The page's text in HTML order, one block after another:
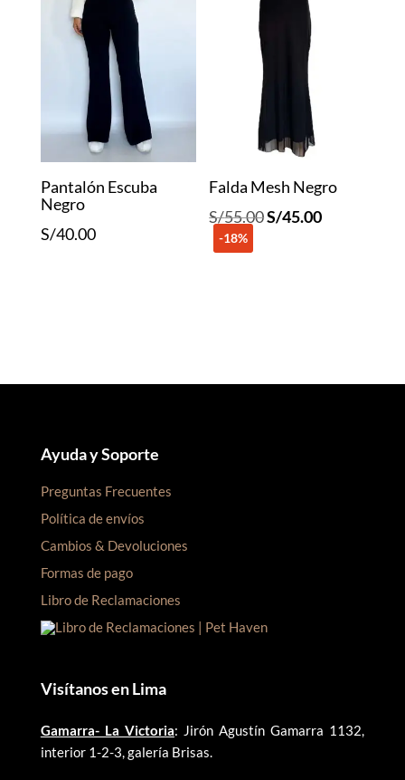
Pantalón Escuba
Negro
S/40.00
Falda Mesh Negro
S/55.00El
S/45.00El
-18%
Ayuda y Soporte
Preguntas Frecuentes
Política de envíos
Cambios & Devoluciones
Formas de pago
Libro de Reclamaciones
Visítanos en Lima
Gamarra- La Victoria: Jirón Agustín Gamarra 1132,
interior 1-2-3, galería Brisas.